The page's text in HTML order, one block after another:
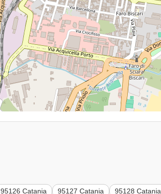
95126 Catania 95127 Catania
95128 Catania